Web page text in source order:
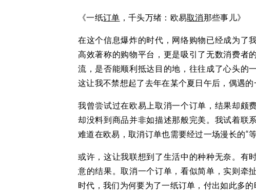
《一纸订单 ，千头万绪：欧易取消那些事儿》
在这个信息爆炸的时代，网络购物已经成为了
高效著称的购物平台，更是吸引了无数消费者
流，是否能顺利抵达目的地，往往成了心头的
这让我不禁想起了去年在某个夏日午后，偶遇
我曾尝试过在欧易上取消一个订单，结果却颇
却没料到商品并非如描述那般完美。我试着联
难道在欧易，取消订单也需要经过一场漫长的“
或许，这让我联想到了生活中的种种无奈。有
意的结果。取消一个订单，看似简单，实则牵
时代，我们为何要为了一纸订单，付出如此多的